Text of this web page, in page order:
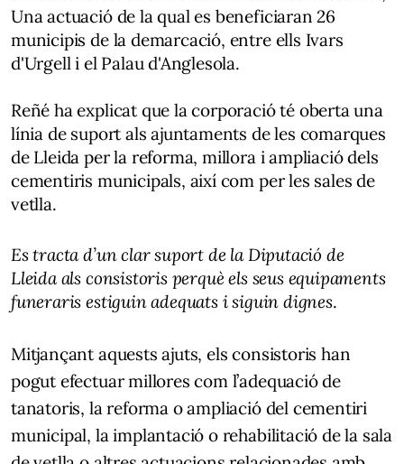
Una actuació de la qual es beneficiaran 26
municipis de la demarcació, entre ells Ivars
d'Urgell i el Palau d'Anglesola.
Reñé ha explicat que la corporació té oberta una
línia de suport als ajuntaments de les comarques
de Lleida per la reforma, millora i ampliació dels
cementiris municipals, així com per les sales de
vetlla.
Es tracta d’un clar suport de la Diputació de
Lleida als consistoris perquè els seus equipaments
funeraris estiguin adequats i siguin dignes.
Mitjançant aquests ajuts, els consistoris han
pogut efectuar millores com l’adequació de
tanatoris, la reforma o ampliació del cementiri
municipal, la implantació o rehabilitació de la sala